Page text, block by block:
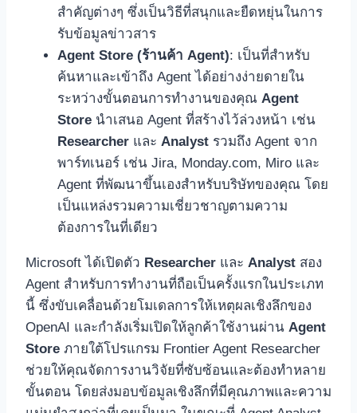
สำคัญต่างๆ ซึ่งเป็นวิธีที่สนุกและยืดหยุ่นในการ
รับข้อมูลข่าวสาร
Agent Store (ร้านค้า Agent): เป็นที่สำหรับ
ค้นหาและเข้าถึง Agent ได้อย่างง่ายดายใน
ระหว่างขั้นตอนการทำงานของคุณ Agent
Store นำเสนอ Agent ที่สร้างไว้ล่วงหน้า เช่น
Researcher และ Analyst รวมถึง Agent จาก
พาร์ทเนอร์ เช่น Jira, Monday.com, Miro และ
Agent ที่พัฒนาขึ้นเองสำหรับบริษัทของคุณ โดย
เป็นแหล่งรวมความเชี่ยวชาญตามความ
ต้องการในที่เดียว
Microsoft ได้เปิดตัว Researcher และ Analyst สอง
Agent สำหรับการทำงานที่ถือเป็นครั้งแรกในประเภท
นี้ ซึ่งขับเคลื่อนด้วยโมเดลการให้เหตุผลเชิงลึกของ
OpenAI และกำลังเริ่มเปิดให้ลูกค้าใช้งานผ่าน Agent
Store ภายใต้โปรแกรม Frontier Agent Researcher
ช่วยให้คุณจัดการงานวิจัยที่ซับซ้อนและต้องทำหลาย
ขั้นตอน โดยส่งมอบข้อมูลเชิงลึกที่มีคุณภาพและความ